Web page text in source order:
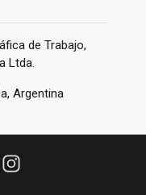
de Trabajo,
Ltda.
Argentina